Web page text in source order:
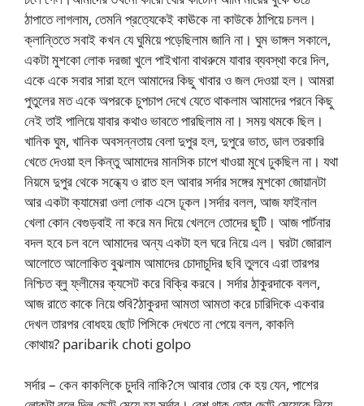
ঠাপাতে লাগলাম, তেমনি প্রত্যেকেই কাঊকে না কাউকে ঠাপিয়ে চলল।
ক্লান্তিতে সবাই কখন যে ঘুমিয়ে পড়েছিলাম জানি না। ঘুম ভাঙ্গল সকালে,
একটা মুশকো লোক দরজা খুলে পাইখানা বাথরুমে যাবার ব্যবস্থা করে দিল,
একে একে সবার সারা হলে আমাদের কিছু খাবার ও জল দেওয়া হল। আমরা
পুতুলের মত একে অপরকে চুপচাপ দেখে যেতে থাকলাম আমাদের পরনে কিছু
নেই তাই পালিয়ে যাবার কথাও ভাবতে পারছিলাম না। সময় থমকে ছিল।
খানিক ঘুম, খানিক অবসন্নতায় বেলা দুপুর হল, দুপুরে ভাত, ডাল তরকারি
খেতে দেওয়া হল কিন্তু আমাদের মানসিক চাপে খাওয়া মুখে ঢুকছিল না। যথা
নিয়মে দুপুর থেকে সন্ধ্যে ও রাত হল আবার সর্দার সঙ্গের মুশকো জোয়ানটা
আর একটা ক্যামেরা ওলা লোক এসে ঢূকল।সর্দার বলল, আজ ফাইনাল
খেলা কোন বেগুড়বাই না করে মন দিয়ে খেললে তোদের ছুটি। আজ পার্টনার
বদল হবে চল বলে আমাদের অন্য একটা হল ঘরে নিয়ে এল। ঘরটা জোরাল
আলোতে আলোকিত বুঝলাম আমাদের চোদাচুদির ছবি তুলবে এরা তারপর
নিশ্চিত ব্লু ফ্লীমের ক্যসেট করে বিক্রি করবে। সর্দার ঠাকুরদাকে বলল,
আজ রাতে কাকে নিয়ে শুবি?ঠাকুরদা আমতা আমতা করে চারিদিকে একবার
দেখল তারপর বোধহয় ছোট পিসিকে দেখতে না পেয়ে বলল, কাকলি
কোথায়? paribarik choti golpo
সর্দার – কেন কাকলিকে চুদবি নাকি?সে আবার তোর কে হয় যেন, পাশের